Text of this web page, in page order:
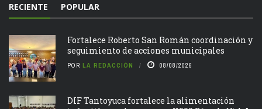
RECIENTE POPULAR
Fortalece Roberto San Román coordinación y
seguimiento de acciones municipales
POR LA REDACCIÓN 08/08/2026
DIF Tantoyuca fortalece la alimentación